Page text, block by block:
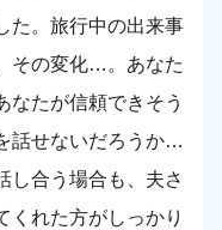
た。旅行中の出来事
その変化…。あなた
なたが信頼できそう
話せないだろうか…
し合う場合も、夫さ
くれた方がしっかり